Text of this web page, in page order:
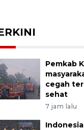
Pemkab
cegah
sehat
7 jam lalu